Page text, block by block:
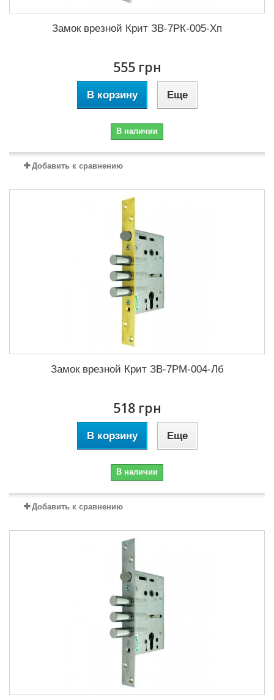
Замок врезной Крит ЗВ-7РК-005-Хп
555 грн
В корзину Еще
В наличии
Добавить к сравнению
Замок врезной Крит ЗВ-7РМ-004-Лб
518 грн
В корзину Еще
В наличии
Добавить к сравнению